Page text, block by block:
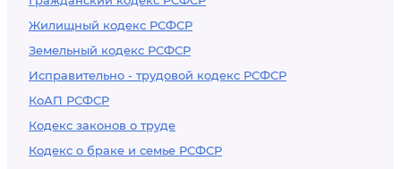
Жилищный кодекс РСФСР
Земельный кодекс РСФСР
Исправительно - трудовой кодекс РСФСР
КоАП РСФСР
Кодекс законов о труде
Кодекс о браке и семье РСФСР